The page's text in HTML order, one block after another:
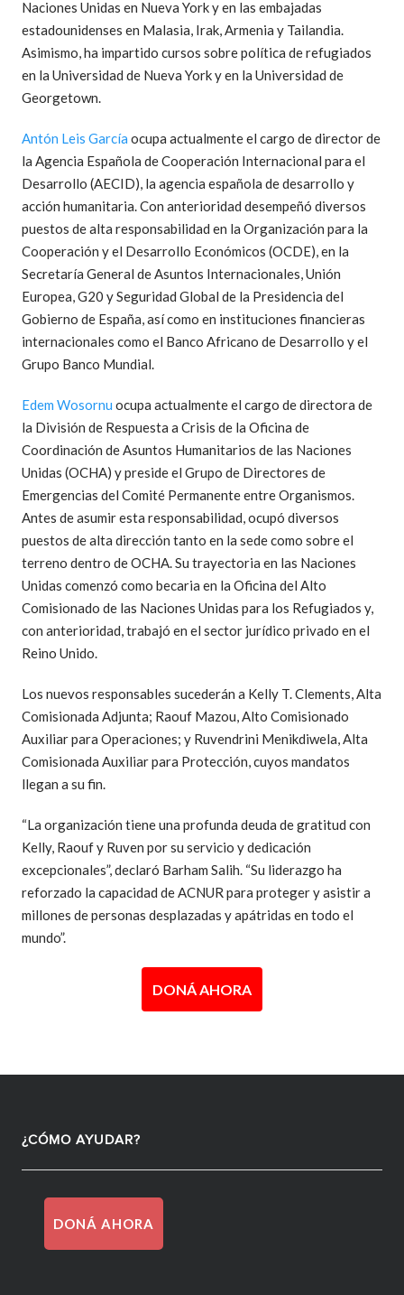
Naciones Unidas en Nueva York y en las embajadas
estadounidenses en Malasia, Irak, Armenia y Tailandia.
Asimismo, ha impartido cursos sobre política de refugiados
en la Universidad de Nueva York y en la Universidad de
Georgetown.
Antón Leis García ocupa actualmente el cargo de director de
la Agencia Española de Cooperación Internacional para el
Desarrollo (AECID), la agencia española de desarrollo y
acción humanitaria. Con anterioridad desempeñó diversos
puestos de alta responsabilidad en la Organización para la
Cooperación y el Desarrollo Económicos (OCDE), en la
Secretaría General de Asuntos Internacionales, Unión
Europea, G20 y Seguridad Global de la Presidencia del
Gobierno de España, así como en instituciones financieras
internacionales como el Banco Africano de Desarrollo y el
Grupo Banco Mundial.
Edem Wosornu ocupa actualmente el cargo de directora de
la División de Respuesta a Crisis de la Oficina de
Coordinación de Asuntos Humanitarios de las Naciones
Unidas (OCHA) y preside el Grupo de Directores de
Emergencias del Comité Permanente entre Organismos.
Antes de asumir esta responsabilidad, ocupó diversos
puestos de alta dirección tanto en la sede como sobre el
terreno dentro de OCHA. Su trayectoria en las Naciones
Unidas comenzó como becaria en la Oficina del Alto
Comisionado de las Naciones Unidas para los Refugiados y,
con anterioridad, trabajó en el sector jurídico privado en el
Reino Unido.
Los nuevos responsables sucederán a Kelly T. Clements, Alta
Comisionada Adjunta; Raouf Mazou, Alto Comisionado
Auxiliar para Operaciones; y Ruvendrini Menikdiwela, Alta
Comisionada Auxiliar para Protección, cuyos mandatos
llegan a su fin.
“La organización tiene una profunda deuda de gratitud con
Kelly, Raouf y Ruven por su servicio y dedicación
excepcionales”, declaró Barham Salih. “Su liderazgo ha
reforzado la capacidad de ACNUR para proteger y asistir a
millones de personas desplazadas y apátridas en todo el
mundo”.
DONÁ AHORA
¿CÓMO AYUDAR?
DONÁ AHORA